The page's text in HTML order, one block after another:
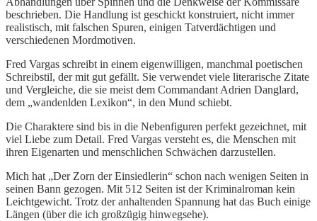
beschrieben. Die Handlung ist geschickt konstruiert, nicht immer
realistisch, mit falschen Spuren, einigen Tatverdächtigen und
verschiedenen Mordmotiven.
Fred Vargas schreibt in einem eigenwilligen, manchmal poetischen
Schreibstil, der mit gut gefällt. Sie verwendet viele literarische Zitate
und Vergleiche, die sie meist dem Commandant Adrien Danglard,
dem „wandenlden Lexikon“, in den Mund schiebt.
Die Charaktere sind bis in die Nebenfiguren perfekt gezeichnet, mit
viel Liebe zum Detail. Fred Vargas versteht es, die Menschen mit
ihren Eigenarten und menschlichen Schwächen darzustellen.
Mich hat „Der Zorn der Einsiedlerin“ schon nach wenigen Seiten in
seinen Bann gezogen. Mit 512 Seiten ist der Kriminalroman kein
Leichtgewicht. Trotz der anhaltenden Spannung hat das Buch einige
Längen (über die ich großzügig hinwegsehe).